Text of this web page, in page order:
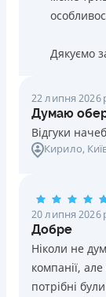
Дякуємо
22 липня 2026
Думаю
Відгуки
Кирило,
20 липня 2026
Добре
Ніколи не
компанії,
потрібні